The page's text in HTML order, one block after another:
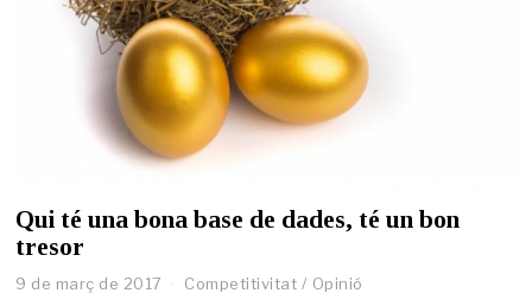
Qui té una bona base de dades, té un bon
tresor
9 de març de 2017
2
Competitivitat / Opinió